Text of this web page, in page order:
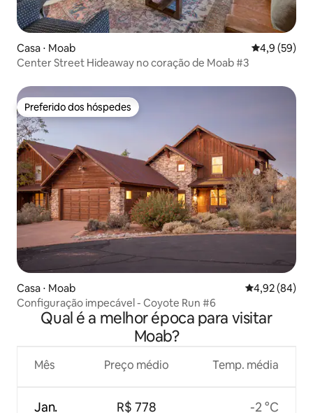
Casa ⋅ Moab 4,9 de uma
4,9 (59)
Center Street Hideaway no coração de Moab #3
Preferido dos hóspedes
Preferido dos hóspedes
Casa ⋅ Moab 4,92 de uma
4,92 (84)
Configuração impecável - Coyote Run #6
Qual é a melhor época para visitar
Moab?
Mês
Jan.
Preço médio
R$ 778
Temp. média
-2 °C